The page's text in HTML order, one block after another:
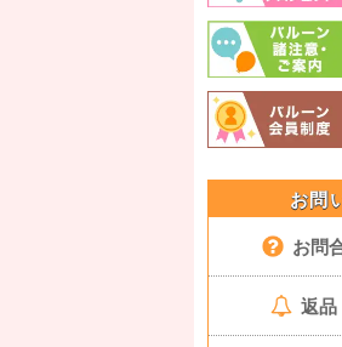
お問
お問
返品